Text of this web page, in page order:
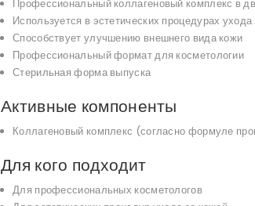
Профессиональный коллагеновый комплекс в
Используется в эстетических процедурах
Способствует улучшению внешнего вида кожи
Профессиональный формат для косметологии
Стерильная форма выпуска
Активные компоненты
Коллагеновый комплекс (согласно формуле
Для кого подходит
Для профессиональных косметологов